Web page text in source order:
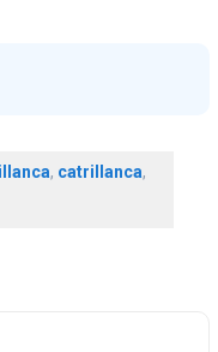
, catrillanca,